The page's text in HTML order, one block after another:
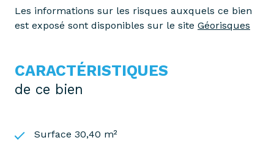
Les informations sur les risques auxquels ce bien
est exposé sont disponibles sur le site Géorisques
CARACTÉRISTIQUES
de ce bien
Surface 30,40 m²